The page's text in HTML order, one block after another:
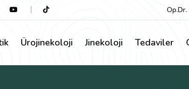
Ürojinekoloji Jinekoloji Tedaviler